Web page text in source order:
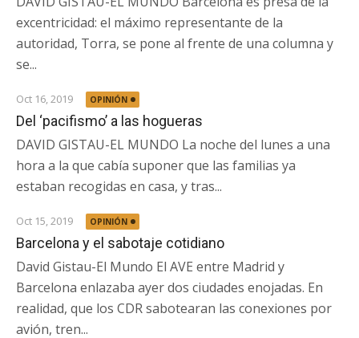
excentricidad: el máximo representante de la
autoridad, Torra, se pone al frente de una columna y
se...
Oct 16, 2019 OPINIÓN
Del ‘pacifismo’ a las hogueras
DAVID GISTAU-EL MUNDO La noche del lunes a una
hora a la que cabía suponer que las familias ya
estaban recogidas en casa, y tras...
Oct 15, 2019 OPINIÓN
Barcelona y el sabotaje cotidiano
David Gistau-El Mundo El AVE entre Madrid y
Barcelona enlazaba ayer dos ciudades enojadas. En
realidad, que los CDR sabotearan las conexiones por
avión, tren...